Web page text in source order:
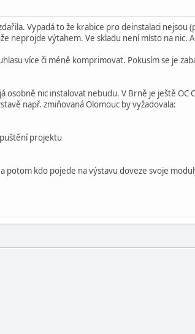
Vypadá to že krabice pro deinstalaci nejsou
neprojde výtahem. Ve skladu není místo na nic.
více či méně komprimovat. Pokusím se je
osobně nic instalovat nebudu. V Brně je ještě
např. zmiňovaná Olomouc by vyžadovala:
projektu
kdo pojede na výstavu doveze svoje